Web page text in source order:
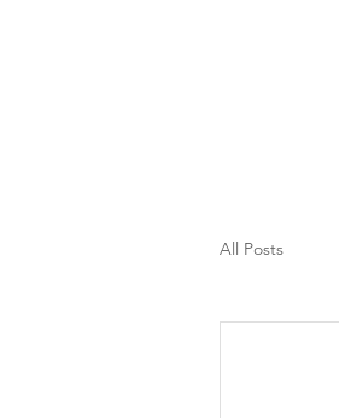
All Posts